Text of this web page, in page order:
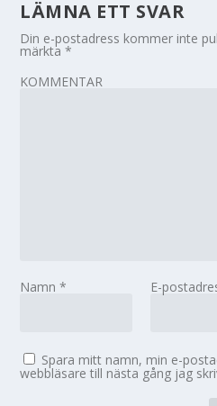
LÄMNA ETT SVAR
Din e-postadress kommer inte
märkta*
KOMMENTAR
Namn* E-
Spara mitt namn, min e-
webbläsare till nästa gång jag